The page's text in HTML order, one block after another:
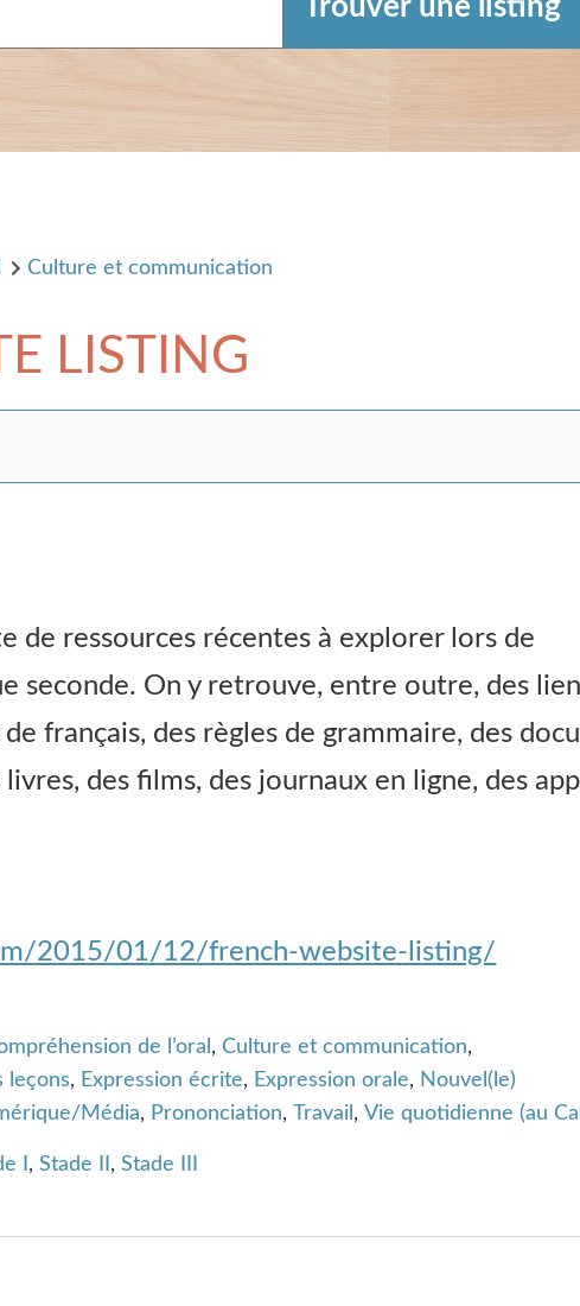
Culture et communication
LISTING
de ressources récentes à explorer lors de
seconde. On y retrouve, entre outre, des
français, des règles de grammaire, des
des films, des journaux en ligne, des
2015/01/12/french-website-listing/
de l’oral ,Culture et communication,
leçons, Expression écrite, Expression orale, Nouvel(le)
Média, Prononciation,Travail ,Vie quotidienne (au
I ,Stade II ,Stade III